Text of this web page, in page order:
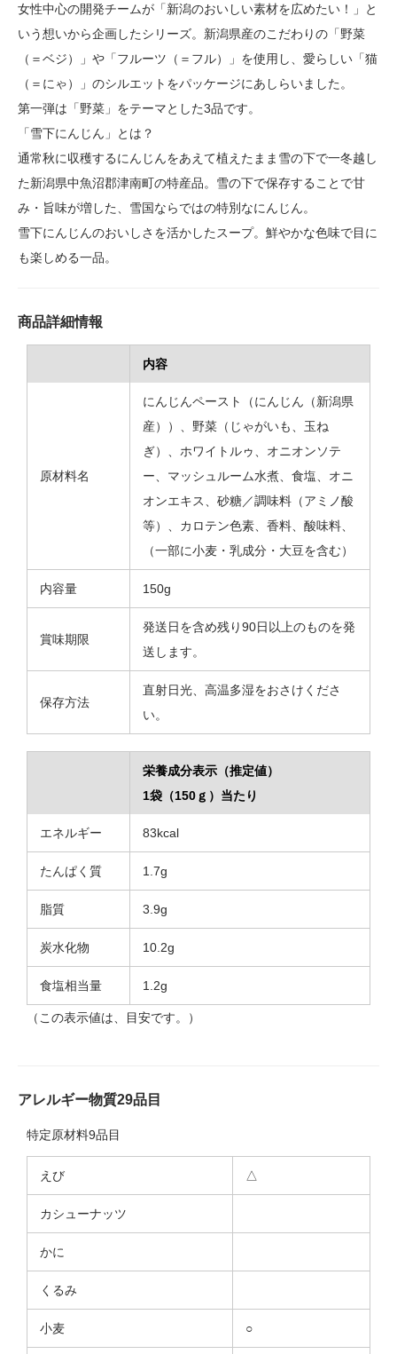
女性中心の開発チームが「新潟のおいしい素材を広めたい！」と
いう想いから企画したシリーズ。新潟県産のこだわりの「野菜
（＝ベジ）」や「フルーツ（＝フル）」を使用し、愛らしい「猫
（＝にゃ）」のシルエットをパッケージにあしらいました。
第一弾は「野菜」をテーマとした3品です。
「雪下にんじん」とは？
通常秋に収穫するにんじんをあえて植えたまま雪の下で一冬越し
た新潟県中魚沼郡津南町の特産品。雪の下で保存することで甘
み・旨味が増した、雪国ならではの特別なにんじん。
雪下にんじんのおいしさを活かしたスープ。鮮やかな色味で目に
も楽しめる一品。
商品詳細情報
内容
原材料名
にんじんペースト（にんじん（新潟県
産））、野菜（じゃがいも、玉ね
ぎ）、ホワイトルゥ、オニオンソテ
ー、マッシュルーム水煮、食塩、オニ
オンエキス、砂糖／調味料（アミノ酸
等）、カロテン色素、香料、酸味料、
（一部に小麦・乳成分・大豆を含む）
内容量 150g
賞味期限
発送日を含め残り90日以上のものを発
送します。
保存方法
直射日光、高温多湿をおさけくださ
い。
栄養成分表示（推定値）
1袋（150ｇ）当たり
エネルギー 83kcal
たんぱく質 1.7g
脂質 3.9g
炭水化物 10.2g
食塩相当量 1.2g
（この表示値は、目安です。）
アレルギー物質29品目
特定原材料9品目
えび △
カシューナッツ
かに
くるみ
小麦 ○